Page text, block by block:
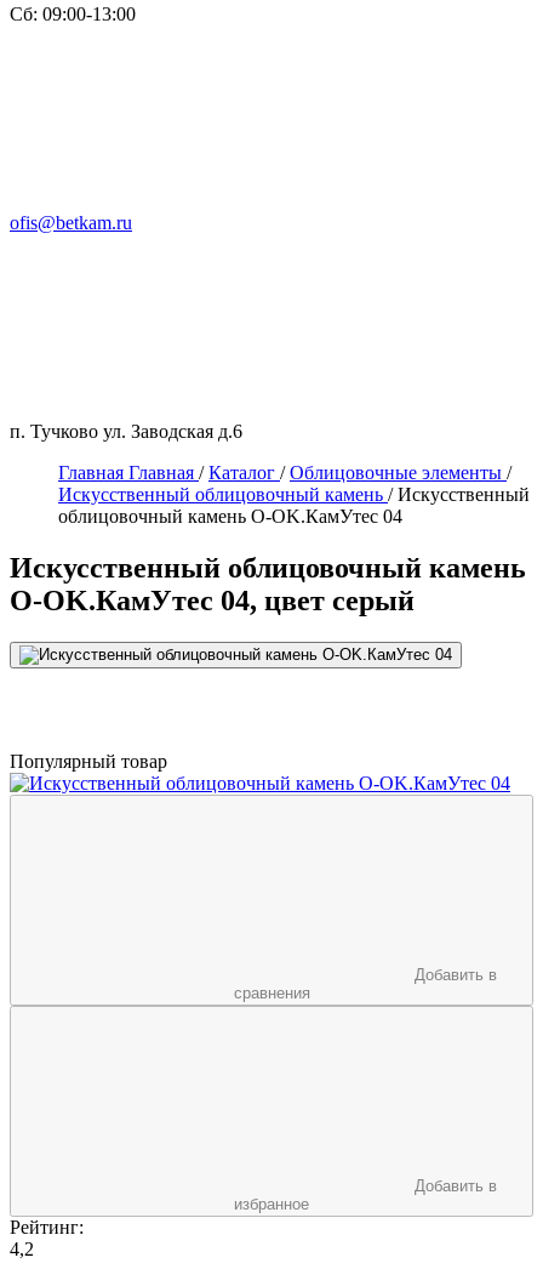
Сб: 09:00-13:00
ofis@betkam.ru
п. Тучково ул. Заводская д.6
Главная Главная / Каталог / Облицовочные элементы /
Искусственный облицовочный камень / Искусственный
облицовочный камень О-OK.КамУтес 04
Искусственный облицовочный камень
О-OK.КамУтес 04, цвет серый
Популярный товар
Добавить в
сравнения
Добавить в
избранное
Рейтинг:
4,2